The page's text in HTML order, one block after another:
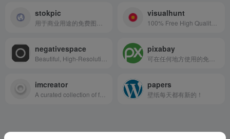
stokpic visualhunt
negativespace pixabay
imcreator papers
壁纸每天都有新的！